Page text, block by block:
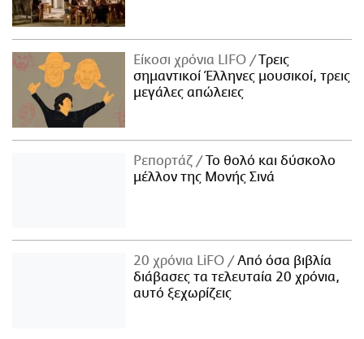
Είκοσι χρόνια LIFO
Tρεις
σημαντικοί Έλληνες μουσικοί, τρεις
μεγάλες απώλειες
Ρεπορτάζ
Το θολό και δύσκολο
μέλλον της Μονής Σινά
20 χρόνια LiFO
Από όσα βιβλία
διάβασες τα τελευταία 20 χρόνια,
αυτό ξεχωρίζεις